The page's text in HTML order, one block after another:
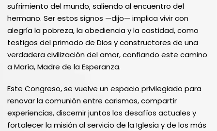
sufrimiento del mundo, saliendo al encuentro del
hermano. Ser estos signos —dijo— implica vivir con
alegría la pobreza, la obediencia y la castidad, como
testigos del primado de Dios y constructores de una
verdadera civilización del amor, confiando este camino
a María, Madre de la Esperanza.
Este Congreso, se vuelve un espacio privilegiado para
renovar la comunión entre carismas, compartir
experiencias, discernir juntos los desafíos actuales y
fortalecer la misión al servicio de la Iglesia y de los más